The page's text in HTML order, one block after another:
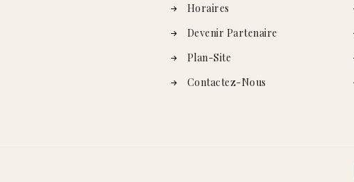
Horaires
Devenir Partenaire
Plan-Site
Contactez-Nous